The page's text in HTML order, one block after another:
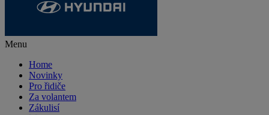
Menu
Home
Novinky
Pro řidiče
Za volantem
Zákulisí